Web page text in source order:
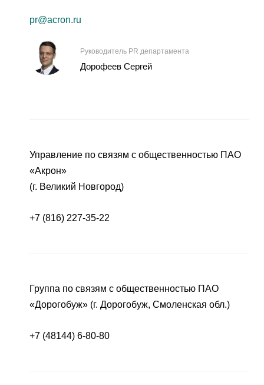
pr@acron.ru
Руководитель PR департамента
Дорофеев Сергей
Управление по связям с общественностью ПАО
«Акрон»
(г. Великий Новгород)
+7 (816) 227-35-22
Группа по связям с общественностью ПАО
«Дорогобуж» (г. Дорогобуж, Смоленская обл.)
+7 (48144) 6-80-80